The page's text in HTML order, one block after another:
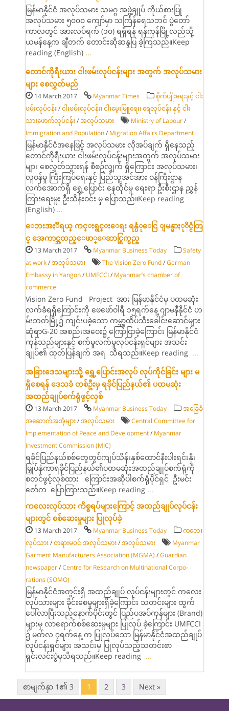
မြန်မာနိုင်ငံ အလုပ်သမား သမဂ္ဂ အဖွဲ့ချုပ် ကိုယ်စားပြု
အလုပ်သမား ၅၀၀၀ ကျော်မှာ သင်္ကြန်ရေသဘင် ပွဲတော်
ကာလတွင် အားလပ်ရက် (၁၀) ရရှိရန် ရန်ကုန်မြို့လည်သို့
ယမန်နေ့က ချီတက် တောင်းဆိုဆန္ဒပြ ခဲ့ကြသည်။Keep
reading (English) ...
တောင်ကိုရီးယား ငါးဖမ်းလုပ်ငန်းများ အတွက် အလုပ်သမား
များ စေလွှတ်မည်
14 March 2017 Myanmar Times
စိုက်ပျိုးရေးနှင့် ငါး
ဖမ်းလုပ်ငန်း /ငါးဖမ်းလုပ်ငန်း၊ ငါးမွေးမြူရေး၊ ရေလုပ်ငန်း နှင့် ငါး
သားဖောက်လုပ်ငန်း /အလုပ်သမား Ministry of Labour /
Immigration and Population / Migration Affairs Department
မြန်မာနိုင်ငံအနေဖြင့် အလုပ်သမား လိုအပ်ချက် ရှိနေသည့်
တောင်ကိုရီးယား ငါးဖမ်းလုပ်ငန်းများအတွက် အလုပ်သမား
များ စေလွှတ်သွားရန် စီစဉ်လျှက် ရှိကြောင်း အလုပ်သမား၊
လူဝန်မှု ကြီးကြပ်ရေးနှင့် ပြည်သူ့အင်အား ဝန်ကြီးဌာန
လက်အောက်ရှိ ရွှေ့ပြောင်း နေထိုင်မှု ရေးရာ ဦးစီးဌာန ညွှန်
ကြားရေးမူး ဦးသိန်းဝင်း မှ ပြောသည်။Keep reading
(English) ...
ေဘးအႏၱရယ္ ကင္းရွင္းေရး ရန္ပံုေငြ ျမန္မာႏုိင္ငံတြ
င္ အေကာင္အထည္ေဖာ္ေဆာင္ရြက္မည္
13 March 2017 Myanmar Business Today
Safety
at work /အလုပ်သမား The Vision Zero Fund /German
Embassy in Yangon / UMFCCI / Myanmar’s chamber of
commerce
Vision Zero Fund Project အား မြန်မာနိုင်ငံမှ ပထမဆုံး
လက်ခံရရှိကြောင်းကို ဖေဖော်ဝါရီ ၁၅ရက်နေ့ ဂျာမနီနိုင်ငံ ဟ
မ်းဘတ်မြို့၌ ကျင်းပခဲ့သော ကမ္ဘာ့ထိပ်သီးခေါင်းဆောင်များ
ဆုံရာG-20 အစည်းအဝေး၌ ကြော်ငြာခဲ့ကြောင်း မြန်မာနိုင်ငံ
ကုန်သည်များနှင့် စက်မှုလက်မှုလုပ်ငန်းရှင်များ အသင်း
ချုပ်၏ ထုတ်ပြန်ချက် အရ သိရသည်။Keep reading ...
အခြားဒေသများသို့ ရွှေ့ပြောင်းအလုပ် လုပ်ကိုင်ခြင်း များ မ
ရှိစေရန် ဒေသခံ တစ်ဦးမှ ရခိုင်ပြည်နယ်၏ ပထမဆုံး
အထည်ချုပ်စက်ရုံဖွင့်လှစ်
13 March 2017 Myanmar Business Today
အခြေခံ
အဆောက်အအုံများ /အလုပ်သမား
Central Committee for
Imple­mentation of Peace and Development / Myan­mar
Investment Commis­sion (MIC)
ရခိုင်ပြည်နယ်စစ်တွေတွင်ကျပ်သိန်းနှစ်ထောင်နီးပါးရင်းနှီး
မြှုပ်နှံကာရခိုင်ပြည်နယ်၏ပထမဆုံးအထည်ချုပ်စက်ရုံကို
စတင်ဖွင့်လှစ်ထား ကြောင်းအဆိုပါစက်ရုံပိုင်ရှင် ဦးမင်း
ဇော်က ပြောကြားသည်။Keep reading ...
ကလေးလုပ်သား ကိစ္စရပ်များကြောင့် အထည်ချုပ်လုပ်ငန်း
များတွင် စစ်ဆေးမှုများ ပြုလုပ်ခဲ့
13 March 2017 Myanmar Business Today
ကလေး
လုပ်သား /တရားမဝင် အလုပ်သမား /အလုပ်သမား
Myanmar
Gar­ment Manufacturers As­sociation (MGMA) /Guardian
news­paper /Centre for Research on Multinational Corpo­
rations (SOMO)
မြန်မာနိုင်ငံအတွင်းရှိ အထည်ချုပ် လုပ်ငန်းများတွင် ကလေး
လုပ်သားများ ခိုင်းစေမှုများရှိခဲ့ကြောင်း သတင်းများ ထွက်
ပေါ်လာပြီးသည့်နောက်ပိုင်းတွင် ပြည်ပအပ်ကုန်များ (Brand)
များမှ လာရောက်စစ်ဆေးမှုများ ပြုလုပ် ခဲ့ကြောင်း UMFCCI
၌ မတ်လ ၇ရက်နေ့ က ပြုလုပ်သော မြန်မာနိုင်ငံအထည်ချုပ်
လုပ်ငန်းရှင်များ အသင်းမှ ပြုလုပ်သည့်သတင်းစာ
ရှင်းလင်းပွဲမှသိရသည်။Keep reading ...
စာမျက်နှာ 1၏ 3 1 2 3 Next »